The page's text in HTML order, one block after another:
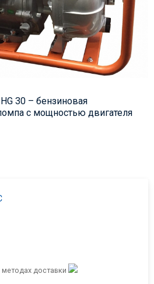
30 – бензиновая
с мощностью двигателя
доставки